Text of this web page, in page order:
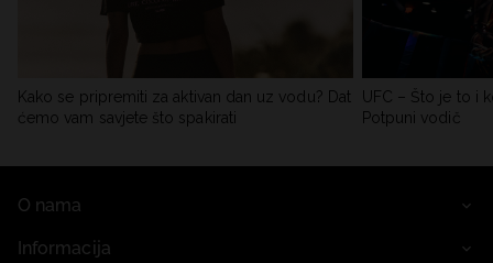
Kako se pripremiti za aktivan dan uz vodu? Dat
ćemo vam savjete što spakirati
UFC – Što je to i
Potpuni vodič
O nama
Informacija